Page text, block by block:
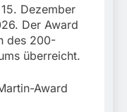
Dezember
Der Award
des 200-
überreicht.
Award